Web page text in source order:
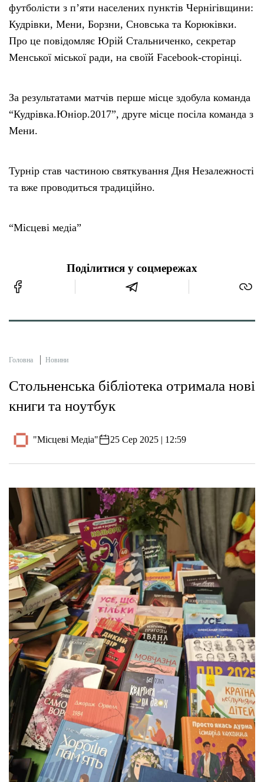
футболісти з п’яти населених пунктів Чернігівщини:
Кудрівки, Мени, Борзни, Сновська та Корюківки.
Про це повідомляє Юрій Стальниченко, секретар
Менської міської ради, на своїй Facebook-сторінці.
За результатами матчів перше місце здобула команда
“Кудрівка.Юніор.2017”, друге місце посіла команда з
Мени.
Турнір став частиною святкування Дня Незалежності
та вже проводиться традиційно.
“Місцеві медіа”
Поділитися у соцмережах
Головна Новини
Стольненська бібліотека отримала нові
книги та ноутбук
"Місцеві Медіа" 25 Сер 2025 | 12:59